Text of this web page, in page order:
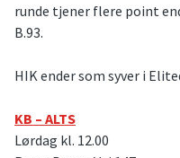
runde tjener flere point
B.93.
HIK ender som syver i
KB – ALTS
Lørdag kl. 12.00